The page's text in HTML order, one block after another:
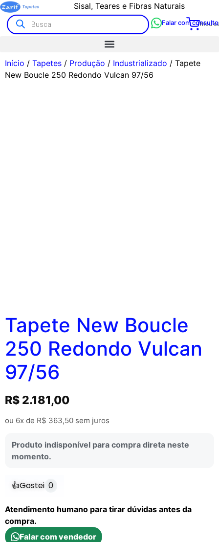
Sisal, Teares e Fibras Naturais
Meu
Falar com
Início / Tapetes / Produção / Industrializado / Tapete
New Boucle 250 Redondo Vulcan 97/56
Tapete New Boucle
250 Redondo Vulcan
97/56
R$ 2.181,00
ou 6x de R$ 363,50 sem juros
Produto indisponível para compra direta neste
momento.
👍Gostei 0
Atendimento humano para tirar dúvidas antes da
compra.
Falar com vendedor